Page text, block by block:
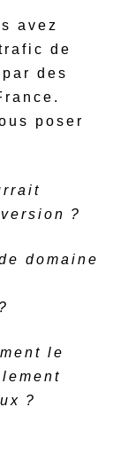
avez
de
des
poser
?
domaine
le
?